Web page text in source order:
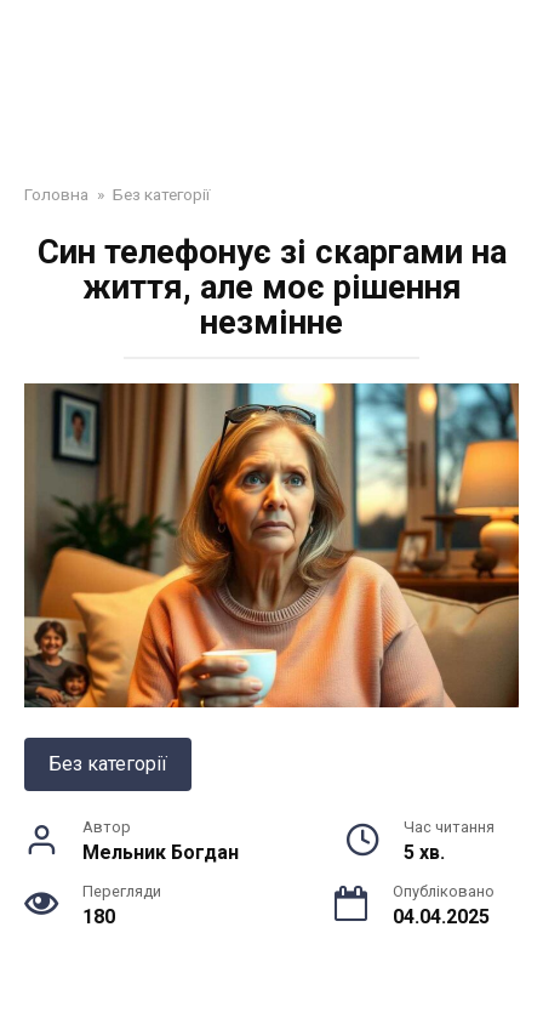
Головна » Без категорії
Син телефонує зі скаргами на
життя, але моє рішення
незмінне
Без категорії
Автор
Мельник Богдан
Час читання
5 хв.
Перегляди
180
Опубліковано
04.04.2025